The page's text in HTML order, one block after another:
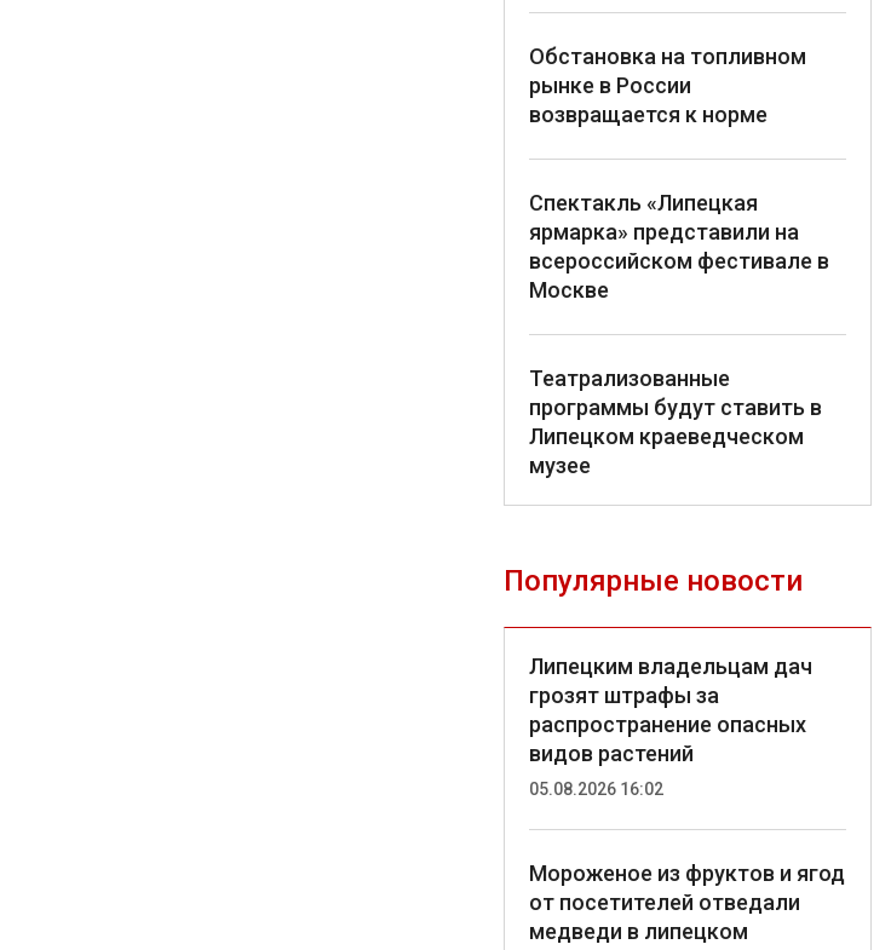
Обстановка на топливном
рынке в России
возвращается к норме
Спектакль «Липецкая
ярмарка» представили на
всероссийском фестивале в
Москве
Театрализованные
программы будут ставить в
Липецком краеведческом
музее
Популярные новости
Липецким владельцам дач
грозят штрафы за
распространение опасных
видов растений
05.08.2026 16:02
Мороженое из фруктов и ягод
от посетителей отведали
медведи в липецком